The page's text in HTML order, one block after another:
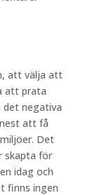
att välja att
att prata
negativa
att få
Det
skapta för
idag och
finns ingen